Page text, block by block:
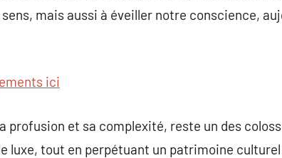
mais aussi à éveiller notre conscience,
ici
et sa complexité, reste un des
luxe, tout en perpétuant un patrimoine